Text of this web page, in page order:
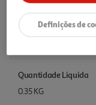
GRANOLA +
Quantidade Liquida
0.35 KG
Definições de